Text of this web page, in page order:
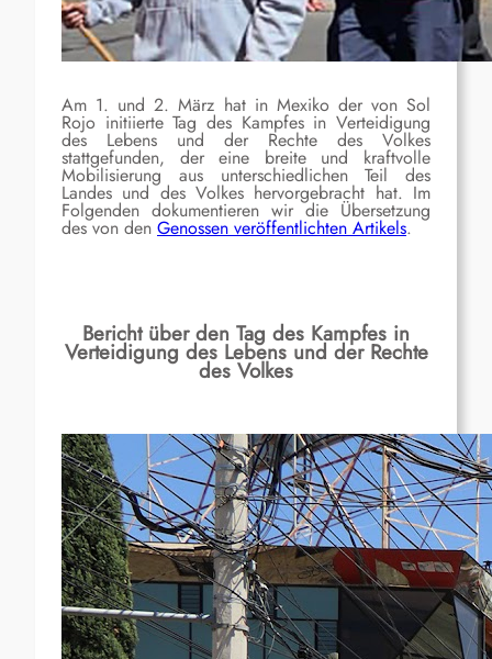
Am 1. und 2. März hat in Mexiko der von Sol
Rojo initiierte Tag des Kampfes in Verteidigung
des Lebens und der Rechte des Volkes
stattgefunden, der eine breite und kraftvolle
Mobilisierung aus unterschiedlichen Teil des
Landes und des Volkes hervorgebracht hat. Im
Folgenden dokumentieren wir die Übersetzung
des von den Genossen veröffentlichten Artikels.
Bericht über den Tag des Kampfes in
Verteidigung des Lebens und der Rechte
des Volkes